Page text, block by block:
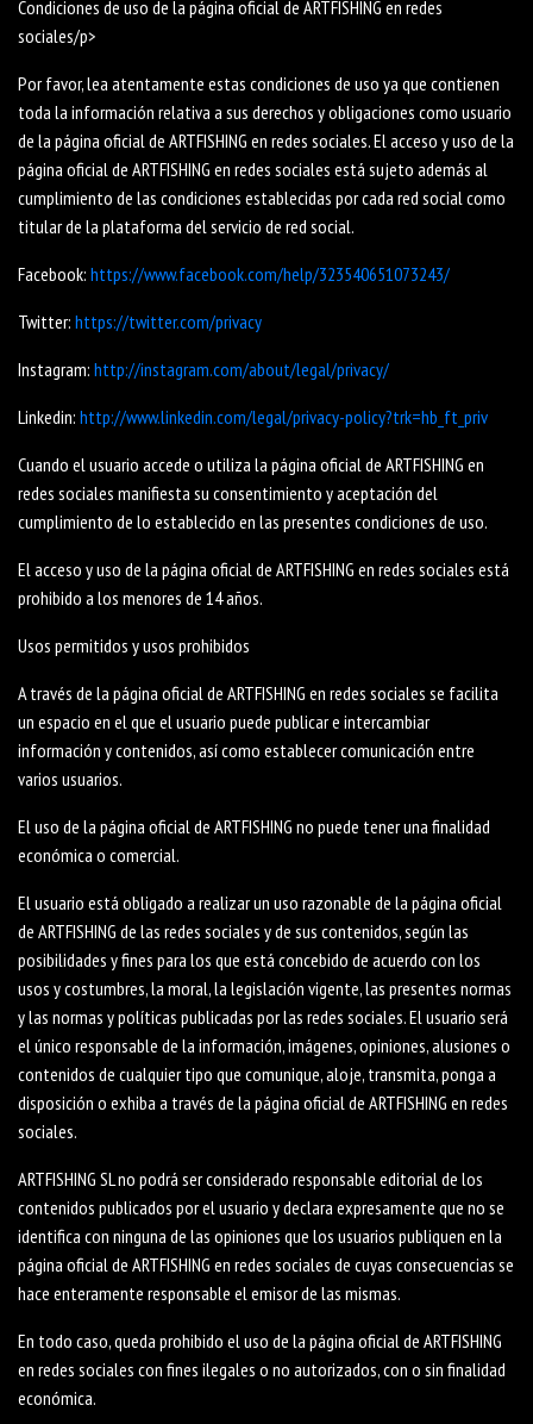
Condiciones de uso de la página oficial de ARTFISHING en redes
sociales/p>
Por favor, lea atentamente estas condiciones de uso ya que contienen
toda la información relativa a sus derechos y obligaciones como usuario
de la página oficial de ARTFISHING en redes sociales. El acceso y uso de la
página oficial de ARTFISHING en redes sociales está sujeto además al
cumplimiento de las condiciones establecidas por cada red social como
titular de la plataforma del servicio de red social.
Facebook: https://www.facebook.com/help/323540651073243/
Twitter: https://twitter.com/privacy
Instagram: http://instagram.com/about/legal/privacy/
Linkedin: http://www.linkedin.com/legal/privacy-policy?trk=hb_ft_priv
Cuando el usuario accede o utiliza la página oficial de ARTFISHING en
redes sociales manifiesta su consentimiento y aceptación del
cumplimiento de lo establecido en las presentes condiciones de uso.
El acceso y uso de la página oficial de ARTFISHING en redes sociales está
prohibido a los menores de 14 años.
Usos permitidos y usos prohibidos
A través de la página oficial de ARTFISHING en redes sociales se facilita
un espacio en el que el usuario puede publicar e intercambiar
información y contenidos, así como establecer comunicación entre
varios usuarios.
El uso de la página oficial de ARTFISHING no puede tener una finalidad
económica o comercial.
El usuario está obligado a realizar un uso razonable de la página oficial
de ARTFISHING de las redes sociales y de sus contenidos, según las
posibilidades y fines para los que está concebido de acuerdo con los
usos y costumbres, la moral, la legislación vigente, las presentes normas
y las normas y políticas publicadas por las redes sociales. El usuario será
el único responsable de la información, imágenes, opiniones, alusiones o
contenidos de cualquier tipo que comunique, aloje, transmita, ponga a
disposición o exhiba a través de la página oficial de ARTFISHING en redes
sociales.
ARTFISHING SL no podrá ser considerado responsable editorial de los
contenidos publicados por el usuario y declara expresamente que no se
identifica con ninguna de las opiniones que los usuarios publiquen en la
página oficial de ARTFISHING en redes sociales de cuyas consecuencias se
hace enteramente responsable el emisor de las mismas.
En todo caso, queda prohibido el uso de la página oficial de ARTFISHING
en redes sociales con fines ilegales o no autorizados, con o sin finalidad
económica.